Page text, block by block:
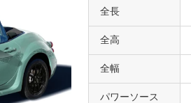
全長
全高
全幅
パワーソース